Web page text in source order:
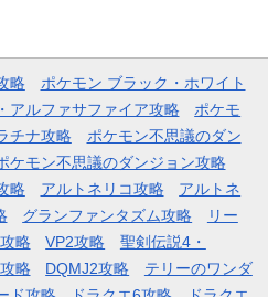
略
ポケモン ブラック・ホワイト
アルファサファイア攻略
ポケモ
チナ攻略
ポケモン不思議のダン
ケモン不思議のダンジョン攻略
略
アルトネリコ攻略
アルトネ
グランファンタズム攻略
リー
略 VP2攻略
聖剣伝説4・
略 DQMJ2攻略
テリーのワンダ